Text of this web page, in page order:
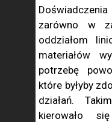
zarówno w
oddziałom
materiałów
potrzebę
które byłyby
działań.
kierowało